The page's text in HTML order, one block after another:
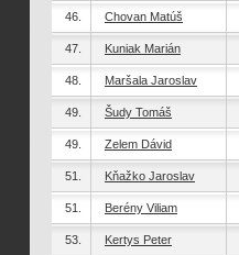
46. Chovan Matúš
47. Kuniak Marián
48. Maršala Jaroslav
49. Šudy Tomáš
49. Zelem Dávid
51. Kňažko Jaroslav
51. Berény Viliam
53. Kertys Peter